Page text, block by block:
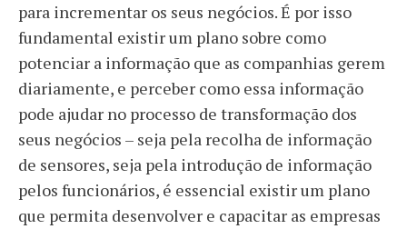
para incrementar os seus negócios. É por isso
fundamental existir um plano sobre como
potenciar a informação que as companhias gerem
diariamente, e perceber como essa informação
pode ajudar no processo de transformação dos
seus negócios – seja pela recolha de informação
de sensores, seja pela introdução de informação
pelos funcionários, é essencial existir um plano
que permita desenvolver e capacitar as empresas